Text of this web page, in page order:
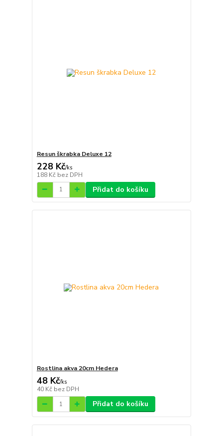
Resun škrabka Deluxe 12
228 Kč/ks
188 Kč bez DPH
Přidat do košíku
Rostlina akva 20cm Hedera
48 Kč/ks
40 Kč bez DPH
Přidat do košíku